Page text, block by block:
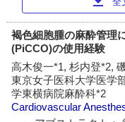
褐色細胞腫の麻酔管理
(PiCCO)の使用経験
高木俊一*1, 杉内登*2,
東京女子医科大学医学
学東横病院麻酔科*2
Cardiovascular